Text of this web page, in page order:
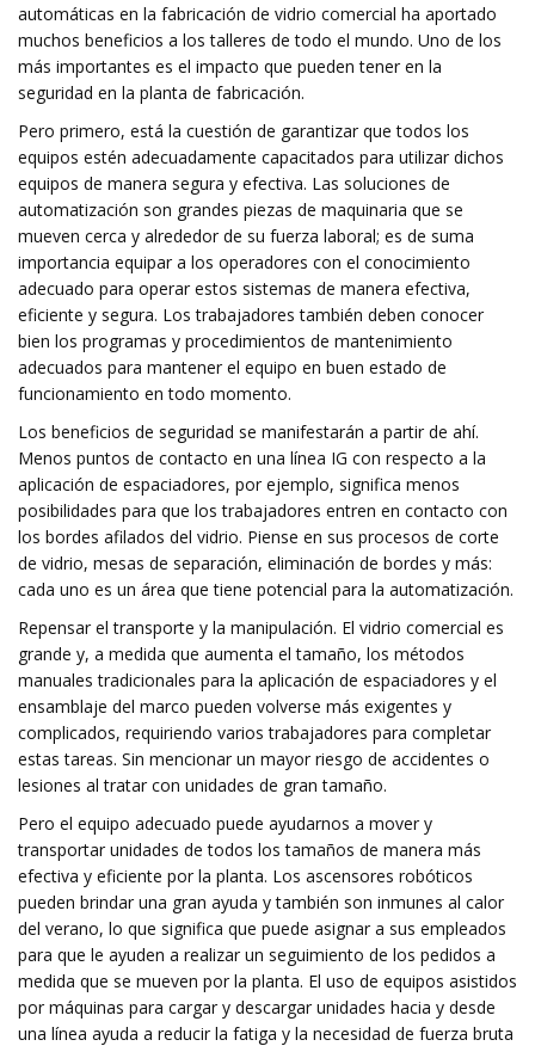
automáticas en la fabricación de vidrio comercial ha aportado
muchos beneficios a los talleres de todo el mundo. Uno de los
más importantes es el impacto que pueden tener en la
seguridad en la planta de fabricación.
Pero primero, está la cuestión de garantizar que todos los
equipos estén adecuadamente capacitados para utilizar dichos
equipos de manera segura y efectiva. Las soluciones de
automatización son grandes piezas de maquinaria que se
mueven cerca y alrededor de su fuerza laboral; es de suma
importancia equipar a los operadores con el conocimiento
adecuado para operar estos sistemas de manera efectiva,
eficiente y segura. Los trabajadores también deben conocer
bien los programas y procedimientos de mantenimiento
adecuados para mantener el equipo en buen estado de
funcionamiento en todo momento.
Los beneficios de seguridad se manifestarán a partir de ahí.
Menos puntos de contacto en una línea IG con respecto a la
aplicación de espaciadores, por ejemplo, significa menos
posibilidades para que los trabajadores entren en contacto con
los bordes afilados del vidrio. Piense en sus procesos de corte
de vidrio, mesas de separación, eliminación de bordes y más:
cada uno es un área que tiene potencial para la automatización.
Repensar el transporte y la manipulación. El vidrio comercial es
grande y, a medida que aumenta el tamaño, los métodos
manuales tradicionales para la aplicación de espaciadores y el
ensamblaje del marco pueden volverse más exigentes y
complicados, requiriendo varios trabajadores para completar
estas tareas. Sin mencionar un mayor riesgo de accidentes o
lesiones al tratar con unidades de gran tamaño.
Pero el equipo adecuado puede ayudarnos a mover y
transportar unidades de todos los tamaños de manera más
efectiva y eficiente por la planta. Los ascensores robóticos
pueden brindar una gran ayuda y también son inmunes al calor
del verano, lo que significa que puede asignar a sus empleados
para que le ayuden a realizar un seguimiento de los pedidos a
medida que se mueven por la planta. El uso de equipos asistidos
por máquinas para cargar y descargar unidades hacia y desde
una línea ayuda a reducir la fatiga y la necesidad de fuerza bruta